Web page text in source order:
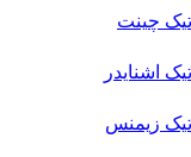
چینت
اشنایدر
زیمنس